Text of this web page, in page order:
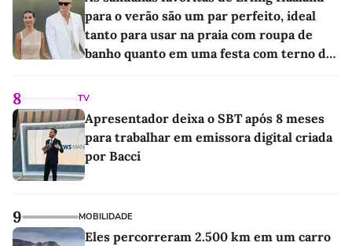
para o verão são um par perfeito, ideal
tanto para usar na praia com roupa de
banho quanto em uma festa com terno de
8 TV
Apresentador deixa o SBT após 8 meses
para trabalhar em emissora digital criada
por Bacci
9 MOBILIDADE
Eles percorreram 2.500 km em um carro